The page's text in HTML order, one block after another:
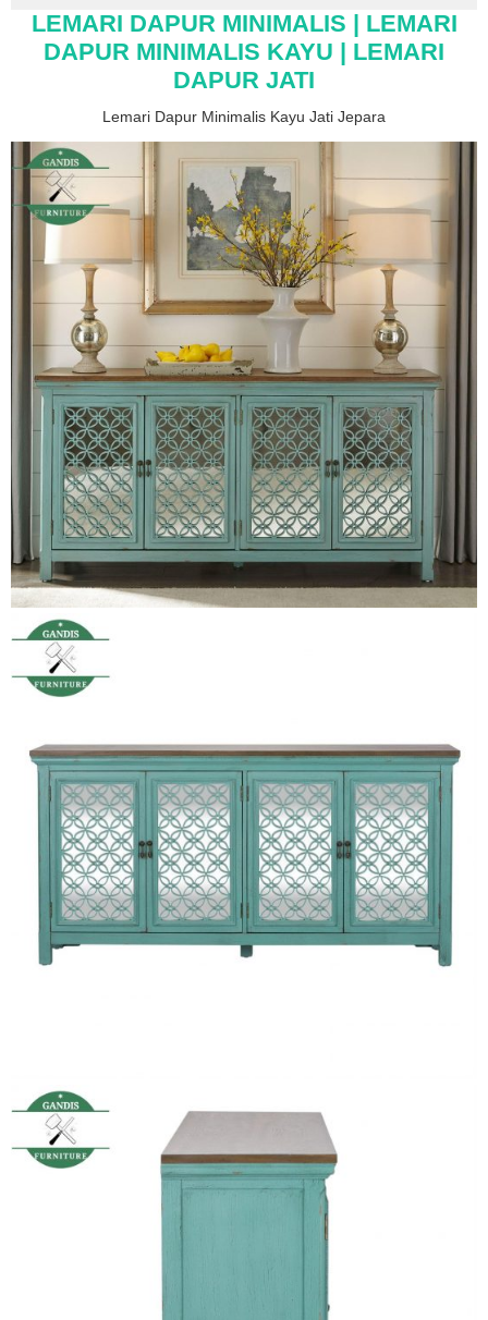
LEMARI DAPUR MINIMALIS | LEMARI
DAPUR MINIMALIS KAYU | LEMARI
DAPUR JATI
Lemari Dapur Minimalis Kayu Jati Jepara